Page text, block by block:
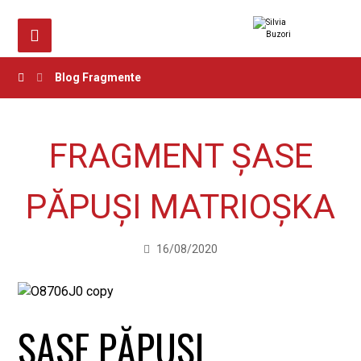
Blog Fragmente
FRAGMENT ȘASE
PĂPUȘI MATRIOȘKA
16/08/2020
ȘASE PĂPUȘI